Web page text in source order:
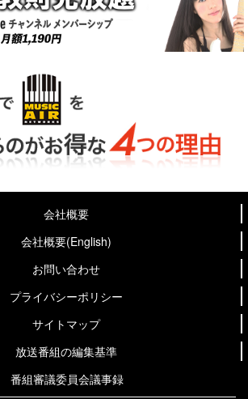
会社概要
会社概要(English)
お問い合わせ
プライバシーポリシー
サイトマップ
放送番組の編集基準
番組審議委員会議事録